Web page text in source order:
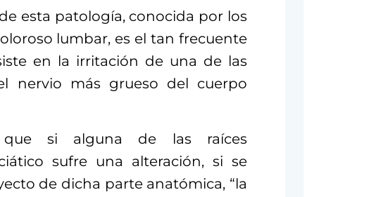
esta patología, conocida por los
lumbar, es el tan frecuente
en la irritación de una de las
nervio más grueso del cuerpo
que si alguna de las raíces
sufre una alteración, si se
de dicha parte anatómica, “la